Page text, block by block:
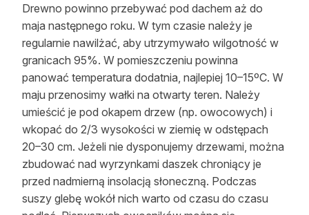
Drewno powinno przebywać pod dachem aż do
maja następnego roku. W tym czasie należy je
regularnie nawilżać, aby utrzymywało wilgotność w
granicach 95%. W pomieszczeniu powinna
panować temperatura dodatnia, najlepiej 10–15ºC. W
maju przenosimy wałki na otwarty teren. Należy
umieścić je pod okapem drzew (np. owocowych) i
wkopać do 2/3 wysokości w ziemię w odstępach
20–30 cm. Jeżeli nie dysponujemy drzewami, można
zbudować nad wyrzynkami daszek chroniący je
przed nadmierną insolacją słoneczną. Podczas
suszy glebę wokół nich warto od czasu do czasu